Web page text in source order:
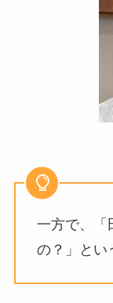
一方で、「
の？」とい